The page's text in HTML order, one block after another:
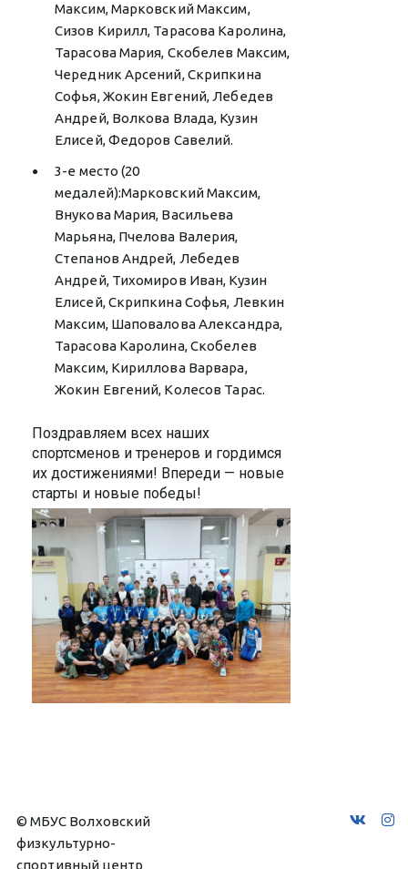
Максим, Марковский Максим,
Сизов Кирилл, Тарасова Каролина,
Тарасова Мария, Скобелев Максим,
Чередник Арсений, Скрипкина
Софья, Жокин Евгений, Лебедев
Андрей, Волкова Влада, Кузин
Елисей, Федоров Савелий.
3-е место (20
медалей):Марковский Максим,
Внукова Мария, Васильева
Марьяна, Пчелова Валерия,
Степанов Андрей, Лебедев
Андрей, Тихомиров Иван, Кузин
Елисей, Скрипкина Софья, Левкин
Максим, Шаповалова Александра,
Тарасова Каролина, Скобелев
Максим, Кириллова Варвара,
Жокин Евгений, Колесов Тарас.
Поздравляем всех наших
спортсменов и тренеров и гордимся
их достижениями! Впереди — новые
старты и новые победы!
© МБУС Волховский
физкультурно-
спортивный центр